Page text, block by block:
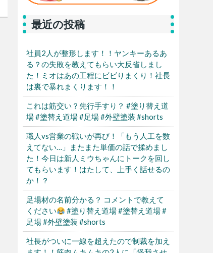
最近の投稿
社員2人が整形します！！ヤンキーあるあ
る？の失敗を教えてもらい大反省しまし
た！ミオはあの工程にビビりまくり！社長
は裏で暴れまくります！！
これは筋交い？先行手すり？ #塗り替え道
場 #塗替え道場 #足場 #外壁塗装 #shorts
職人vs営業の戦いが再び！「もう人工を数
えてない…」またまた単価の話で揉めまし
た！今日は新人ミウちゃんにトークを回し
てもらいます！はたして、上手く話せるの
か！？
足場材の名前分かる？ コメントで教えて
ください
#塗り替え道場 #塗替え道場 #
足場 #外壁塗装 #shorts
社長がついに一線を超えたので制裁を加え